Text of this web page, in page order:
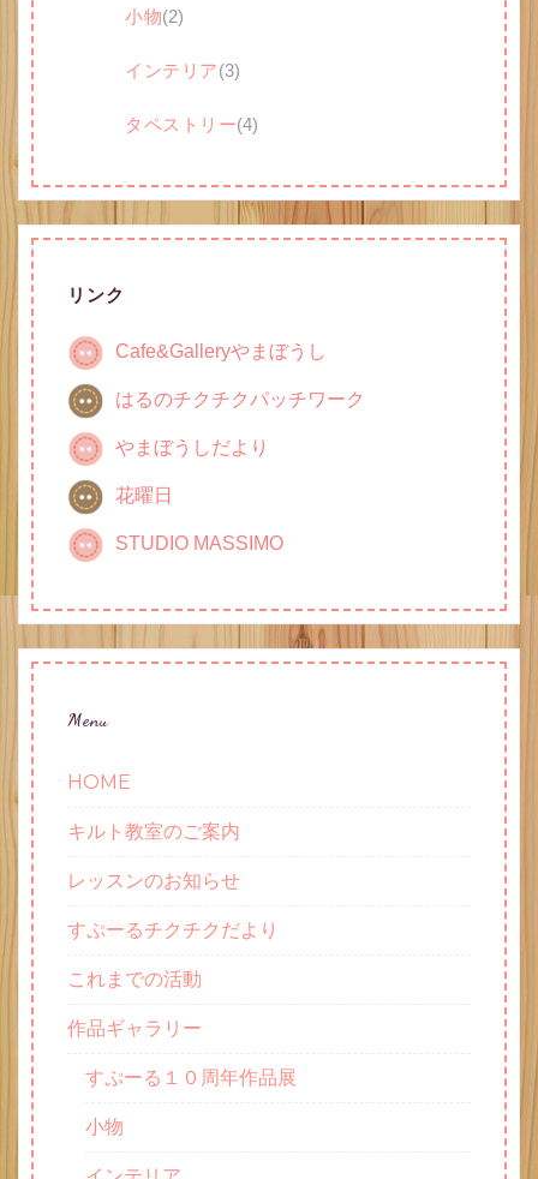
小物(2)
インテリア(3)
タペストリー(4)
リンク
Cafe&Galleryやまぼうし
はるのチクチクパッチワーク
やまぼうしだより
花曜日
STUDIO MASSIMO
Menu
HOME
キルト教室のご案内
レッスンのお知らせ
すぷーるチクチクだより
これまでの活動
作品ギャラリー
すぷーる１０周年作品展
小物